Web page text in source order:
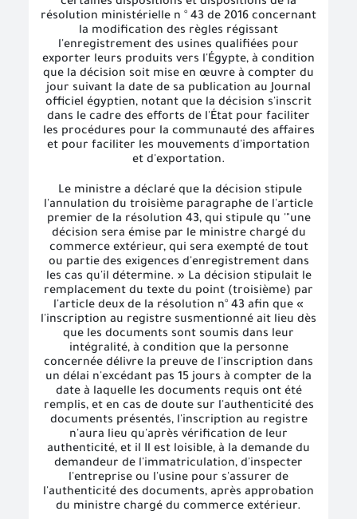
résolution ministérielle n ° 43 de 2016 concernant
la modification des règles régissant
l'enregistrement des usines qualifiées pour
exporter leurs produits vers l'Égypte, à condition
que la décision soit mise en œuvre à compter du
jour suivant la date de sa publication au Journal
officiel égyptien, notant que la décision s'inscrit
dans le cadre des efforts de l'État pour faciliter
les procédures pour la communauté des affaires
et pour faciliter les mouvements d'importation
et d'exportation.
Le ministre a déclaré que la décision stipule
l'annulation du troisième paragraphe de l'article
premier de la résolution 43, qui stipule qu '"une
décision sera émise par le ministre chargé du
commerce extérieur, qui sera exempté de tout
ou partie des exigences d'enregistrement dans
les cas qu'il détermine. » La décision stipulait le
remplacement du texte du point (troisième) par
l'article deux de la résolution n° 43 afin que «
l'inscription au registre susmentionné ait lieu dès
que les documents sont soumis dans leur
intégralité, à condition que la personne
concernée délivre la preuve de l'inscription dans
un délai n'excédant pas 15 jours à compter de la
date à laquelle les documents requis ont été
remplis, et en cas de doute sur l'authenticité des
documents présentés, l'inscription au registre
n'aura lieu qu'après vérification de leur
authenticité, et il Il est loisible, à la demande du
demandeur de l'immatriculation, d'inspecter
l'entreprise ou l'usine pour s'assurer de
l'authenticité des documents, après approbation
du ministre chargé du commerce extérieur.